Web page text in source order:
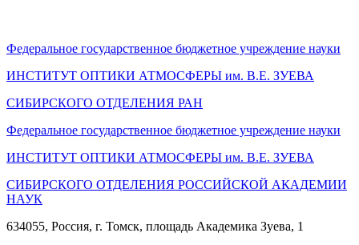
Федеральное государственное бюджетное учреждение науки
ИНСТИТУТ ОПТИКИ АТМОСФЕРЫ им. В.Е. ЗУЕВА
СИБИРСКОГО ОТДЕЛЕНИЯ РАН
Федеральное государственное бюджетное учреждение науки
ИНСТИТУТ ОПТИКИ АТМОСФЕРЫ им. В.Е. ЗУЕВА
СИБИРСКОГО ОТДЕЛЕНИЯ РОССИЙСКОЙ АКАДЕМИИ
НАУК
634055, Россия, г. Томск, площадь Академика Зуева, 1